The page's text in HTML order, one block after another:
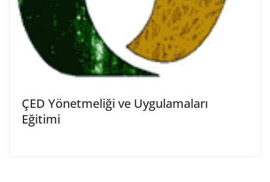
ÇED Yönetmeliği ve Uygulamaları
Eğitimi